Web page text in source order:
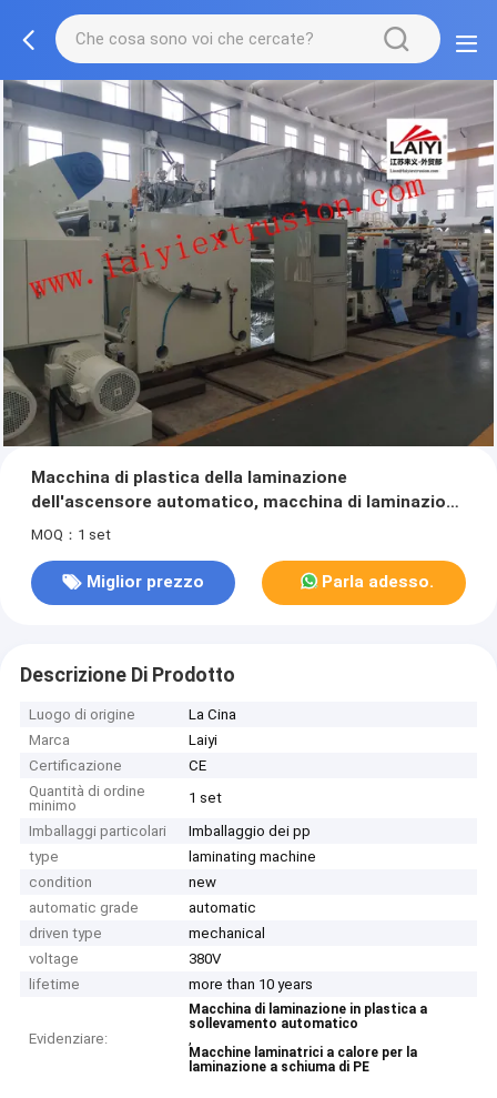
Macchina di plastica della laminazione
dell'ascensore automatico, macchina di laminazione
del laminatore di calore della schiuma del PE
MOQ：1 set
Miglior prezzo Parla adesso.
Descrizione Di Prodotto
Luogo di origine
La Cina
Marca
Laiyi
Certificazione
CE
Quantità di ordine
minimo
1 set
Imballaggi particolari
Imballaggio dei pp
type
laminating machine
condition
new
automatic grade
automatic
driven type
mechanical
voltage
380V
lifetime
more than 10 years
Evidenziare:
Macchina di laminazione in plastica a
sollevamento automatico
,
Macchine laminatrici a calore per la
laminazione a schiuma di PE